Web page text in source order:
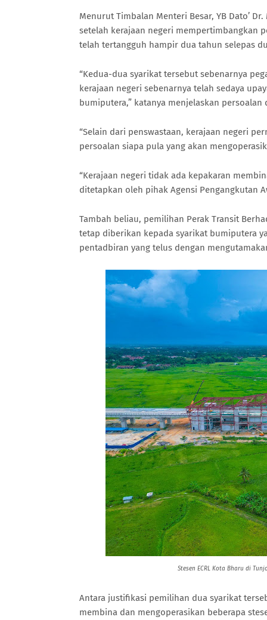
Menurut Timbalan Menteri Besar, YB Dato’
setelah kerajaan negeri mempertimbangkan
telah tertangguh hampir dua tahun selepas
“Kedua-dua syarikat tersebut sebenarnya
kerajaan negeri sebenarnya telah sedaya
bumiputera,” katanya menjelaskan
“Selain dari penswastaan, kerajaan negeri
persoalan siapa pula yang akan
“Kerajaan negeri tidak ada kepakaran
ditetapkan oleh pihak Agensi Pengangkutan
Tambah beliau, pemilihan Perak Transit
tetap diberikan kepada syarikat bumiputera
pentadbiran yang telus dengan
Stesen ECRL Kota Bharu di
Antara justifikasi pemilihan dua syarikat
membina dan mengoperasikan beberapa